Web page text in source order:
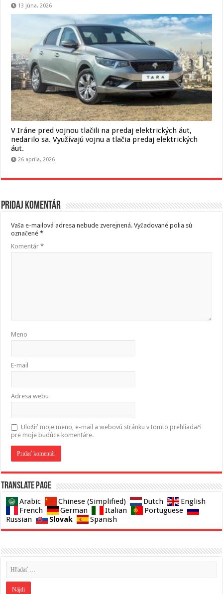
13 júna, 2026
V Iráne pred vojnou tlačili na predaj elektrických áut,
nedarilo sa. Využívajú vojnu a tlačia predaj elektrických
áut.
26 apríla, 2026
Pridaj komentár
Vaša e-mailová adresa nebude zverejnená. Vyžadované polia sú
označené*
Komentár*
Meno
E-mail
Adresa webu
Uložiť moje meno, e-mail a webovú stránku v tomto prehliadači
pre moje budúce komentáre.
Translate page
Arabic Chinese (Simplified) Dutch
English
French
German Italian
Portuguese
Russian
Slovak Spanish